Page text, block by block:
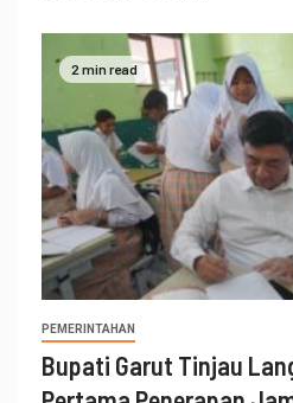
2 min read
PEMERINTAHAN
Bupati Garut Tinjau